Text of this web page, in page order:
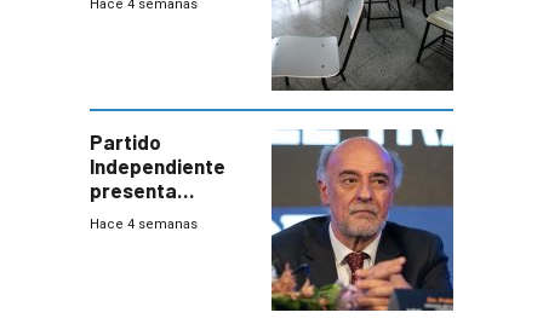
Hace 4 semanas
Partido
Independiente
presenta
demanda civil
Hace 4 semanas